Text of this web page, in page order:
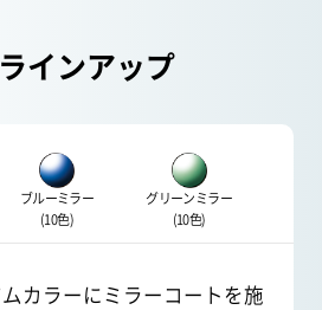
インアップ
ブルーミラー
(10色)
グリーンミラー
(10色)
カラーにミラーコートを施